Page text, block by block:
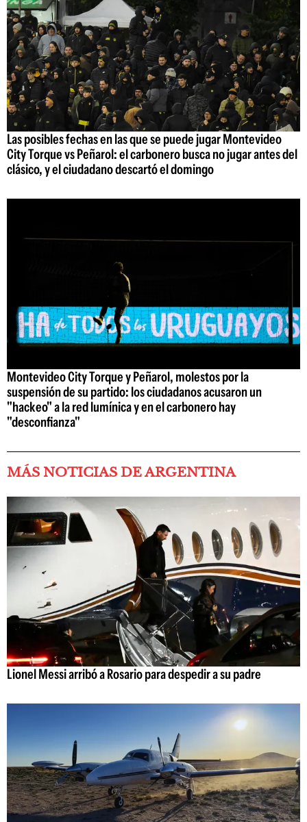
Las posibles fechas en las que se puede jugar Montevideo
City Torque vs Peñarol: el carbonero busca no jugar antes del
clásico, y el ciudadano descartó el domingo
Montevideo City Torque y Peñarol, molestos por la
suspensión de su partido: los ciudadanos acusaron un
"hackeo" a la red lumínica y en el carbonero hay
"desconfianza"
MÁS NOTICIAS DE ARGENTINA
Lionel Messi arribó a Rosario para despedir a su padre